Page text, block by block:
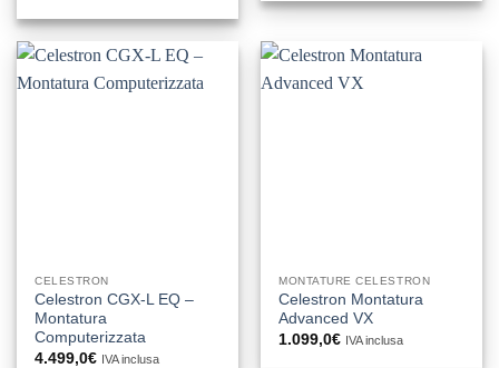
CELESTRON
Celestron CGX-L EQ –
Montatura
Computerizzata
4.499,0€ IVA inclusa
MONTATURE CELESTRON
Celestron Montatura
Advanced VX
1.099,0€ IVA inclusa